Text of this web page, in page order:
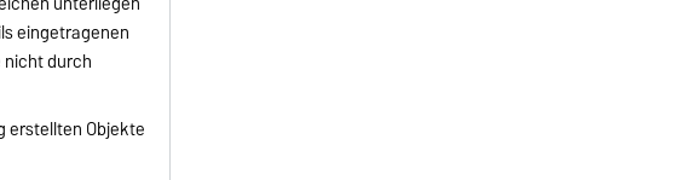
eingetragenen
nicht durch
erstellten Objekte